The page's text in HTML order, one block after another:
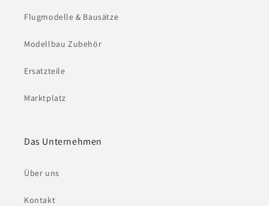
Flugmodelle & Bausätze
Modellbau Zubehör
Ersatzteile
Marktplatz
Das Unternehmen
Über uns
Kontakt